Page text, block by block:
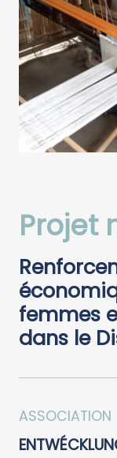
Projet
femmes
dans le
ASSOCIATION